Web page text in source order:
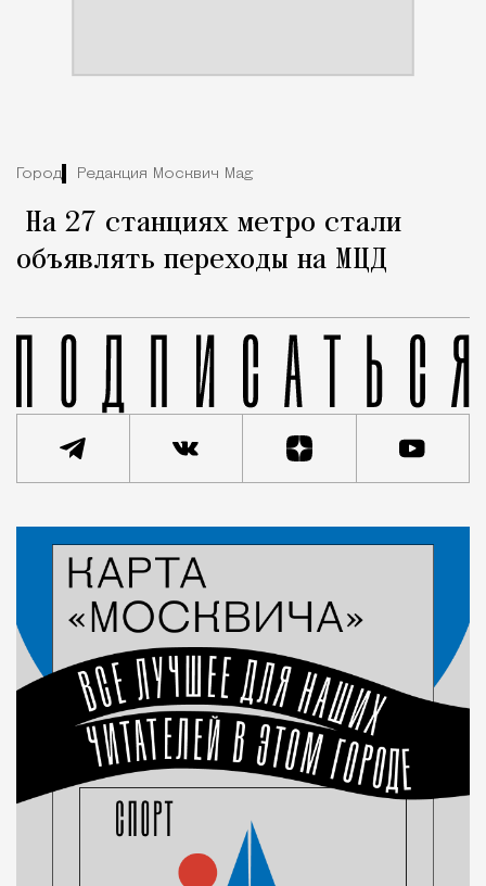
Город Редакция Москвич Mag
На 27 станциях метро стали
объявлять переходы на МЦД